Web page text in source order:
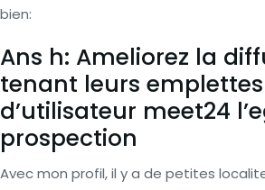
bien:
Ans h: Ameliorez la
tenant leurs
d’utilisateur meet24
prospection
Avec mon profil, il y a de petites